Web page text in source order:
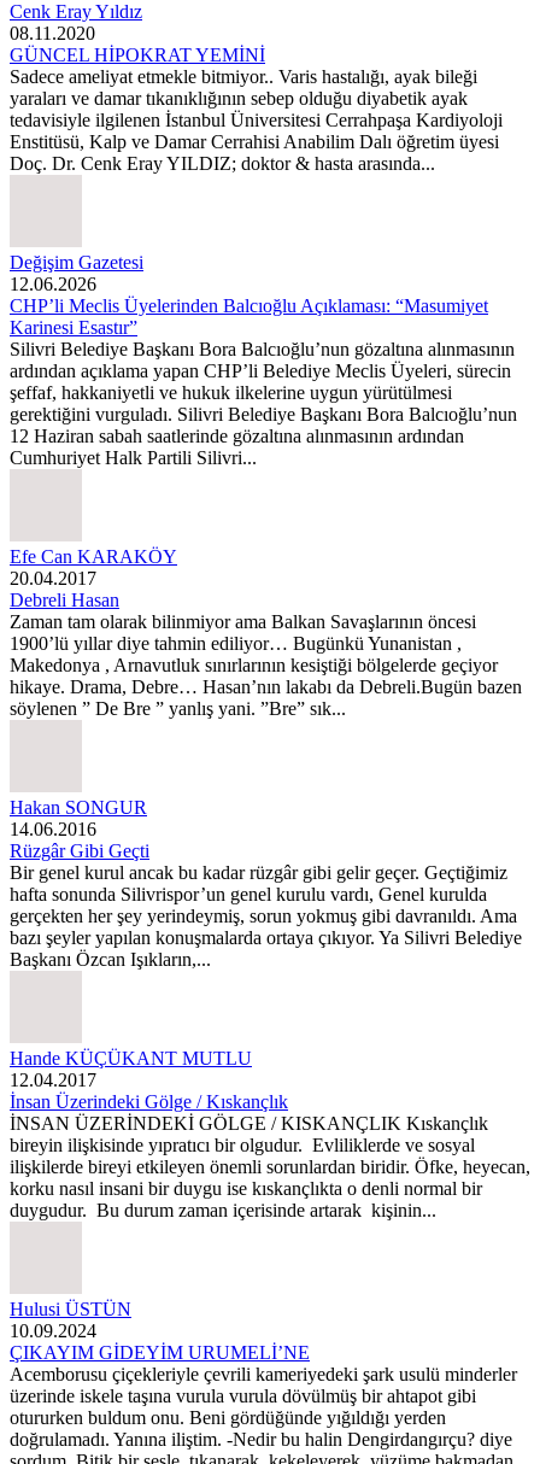
Cenk Eray Yıldız
08.11.2020
GÜNCEL HİPOKRAT YEMİNİ
Sadece ameliyat etmekle bitmiyor.. Varis hastalığı, ayak bileği
yaraları ve damar tıkanıklığının sebep olduğu diyabetik ayak
tedavisiyle ilgilenen İstanbul Üniversitesi Cerrahpaşa Kardiyoloji
Enstitüsü, Kalp ve Damar Cerrahisi Anabilim Dalı öğretim üyesi
Doç. Dr. Cenk Eray YILDIZ; doktor & hasta arasında...
Değişim Gazetesi
12.06.2026
CHP’li Meclis Üyelerinden Balcıoğlu Açıklaması: “Masumiyet
Karinesi Esastır”
Silivri Belediye Başkanı Bora Balcıoğlu’nun gözaltına alınmasının
ardından açıklama yapan CHP’li Belediye Meclis Üyeleri, sürecin
şeffaf, hakkaniyetli ve hukuk ilkelerine uygun yürütülmesi
gerektiğini vurguladı. Silivri Belediye Başkanı Bora Balcıoğlu’nun
12 Haziran sabah saatlerinde gözaltına alınmasının ardından
Cumhuriyet Halk Partili Silivri...
Efe Can KARAKÖY
20.04.2017
Debreli Hasan
Zaman tam olarak bilinmiyor ama Balkan Savaşlarının öncesi
1900’lü yıllar diye tahmin ediliyor… Bugünkü Yunanistan ,
Makedonya , Arnavutluk sınırlarının kesiştiği bölgelerde geçiyor
hikaye. Drama, Debre… Hasan’nın lakabı da Debreli.Bugün bazen
söylenen ” De Bre ” yanlış yani. ”Bre” sık...
Hakan SONGUR
14.06.2016
Rüzgâr Gibi Geçti
Bir genel kurul ancak bu kadar rüzgâr gibi gelir geçer. Geçtiğimiz
hafta sonunda Silivrispor’un genel kurulu vardı, Genel kurulda
gerçekten her şey yerindeymiş, sorun yokmuş gibi davranıldı. Ama
bazı şeyler yapılan konuşmalarda ortaya çıkıyor. Ya Silivri Belediye
Başkanı Özcan Işıkların,...
Hande KÜÇÜKANT MUTLU
12.04.2017
İnsan Üzerindeki Gölge / Kıskançlık
İNSAN ÜZERİNDEKİ GÖLGE / KISKANÇLIK Kıskançlık
bireyin ilişkisinde yıpratıcı bir olgudur. Evliliklerde ve sosyal
ilişkilerde bireyi etkileyen önemli sorunlardan biridir. Öfke, heyecan,
korku nasıl insani bir duygu ise kıskançlıkta o denli normal bir
duygudur. Bu durum zaman içerisinde artarak kişinin...
Hulusi ÜSTÜN
10.09.2024
ÇIKAYIM GİDEYİM URUMELİ’NE
Acemborusu çiçekleriyle çevrili kameriyedeki şark usulü minderler
üzerinde iskele taşına vurula vurula dövülmüş bir ahtapot gibi
otururken buldum onu. Beni gördüğünde yığıldığı yerden
doğrulamadı. Yanına iliştim. -Nedir bu halin Dengirdangırçu? diye